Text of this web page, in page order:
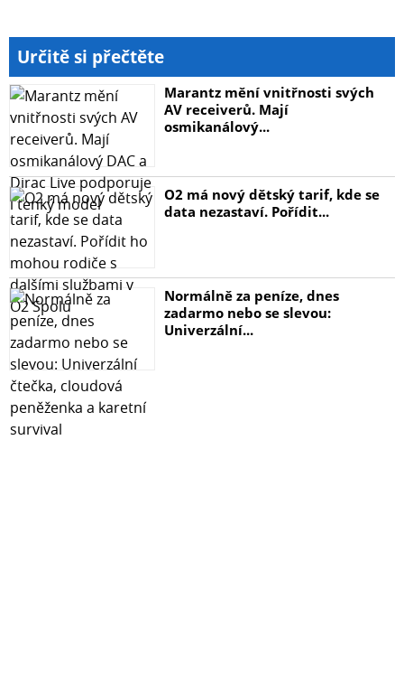
4200
Barva světla
Neutrální bílá
Úhel svícení (°)
120
Výška produktu
55 mm
Průměr produktu
55 mm
Náhrada za žárovku
Určitě si přečtěte
Marantz mění vnitřnosti svých
AV receiverů. Mají
osmikanálový...
O2 má nový dětský tarif, kde se
data nezastaví. Pořídit...
Normálně za peníze, dnes
zadarmo nebo se slevou:
Univerzální...